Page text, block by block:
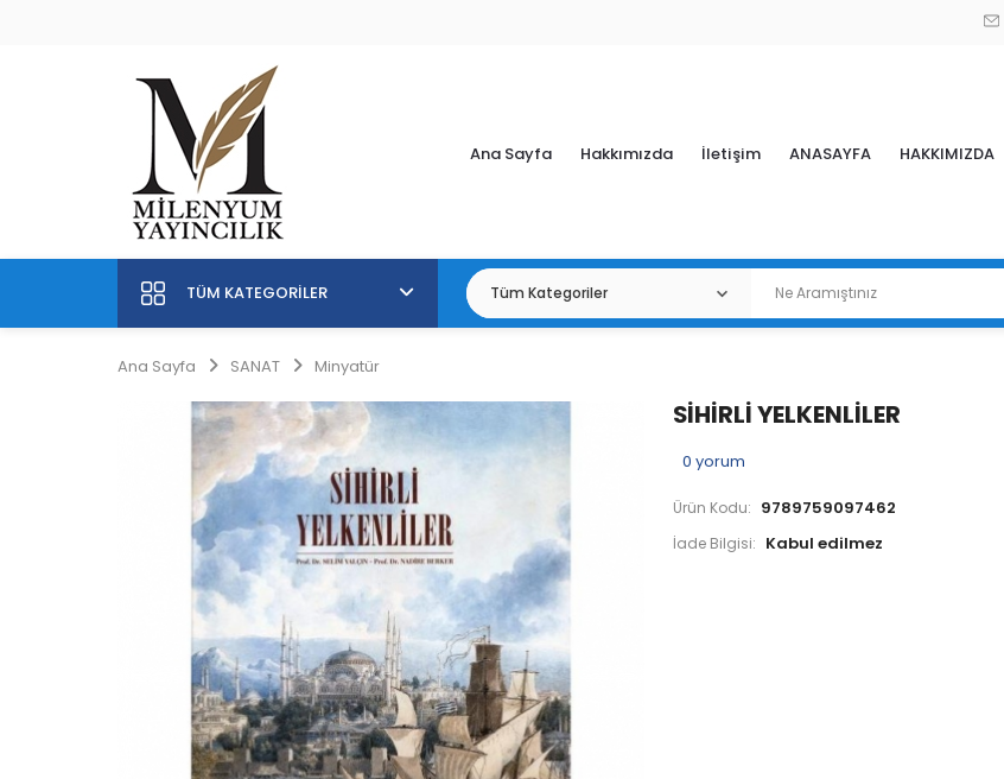
Ana Sayfa Hakkımızda İletişim ANASAYFA HAKKIMIZDA
TÜM KATEGORILER
Ana Sayfa SANAT Minyatür
SİHİRLİ YELKENLİLER
0 yorum
Ürün Kodu: 9789759097462
İade Bilgisi: